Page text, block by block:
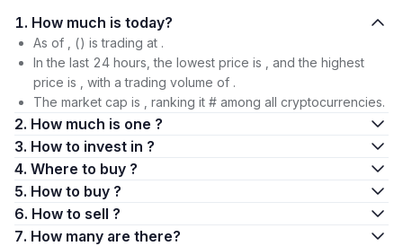
1. How much is today?
As of , () is trading at .
In the last 24 hours, the lowest price is , and the highest
price is , with a trading volume of .
The market cap is , ranking it # among all cryptocurrencies.
2. How much is one ?
3. How to invest in ?
4. Where to buy ?
5. How to buy ?
6. How to sell ?
7. How many are there?